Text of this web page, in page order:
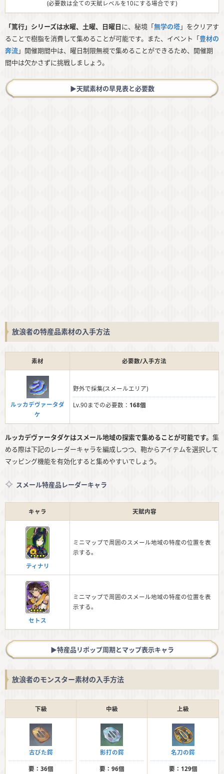
(必要数は全ての天賦レベルを10にする場合です)
「篤行」シリーズは水曜、土曜、日曜日に、秘境「無学の塔」をクリアす
ることで樹脂を消費して集めることが可能です。また、イベント「豊材の
奔流」開催期間中は、曜日制限無視で集めることができるため、開催期
間中は欠かさずに挑戦しましょう。
▶︎天賦素材の早見表と必要数
放浪者の特産品素材の入手方法
素材 必要数/入手方法
ルッカデヴァータダ
ケ
野外で採集(スメールエリア)
Lv.90までの必要数： 168個
ルッカデヴァータダケはスメール地域の探索で集めることが可能です。 集
める際は下記のレーダーキャラを編成しつつ、鞄からアイテムを選択して
マッピング機能を有効化すると集めやすいでしょう。
スメール特産品レーダーキャラ
キャラ 天賦内容
ティナリ
ミニマップで周囲のスメール地域の特産の位置を表
示する。
セトス
ミニマップで周囲のスメール地域の特産の位置を表
示する。
▶︎特産品リポップ周期とマップ表示キャラ
放浪者のモンスター素材の入手方法
下級 中級 上級
古びた鍔
要：36個
影打の鍔
要：96個
名刀の鍔
要：129個